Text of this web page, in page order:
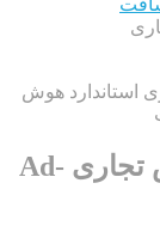
استاندارد هوش
2. پرس‌وجوهای موردی در هوش تجاری Ad-